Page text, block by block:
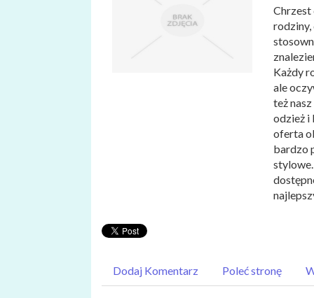
Chrzest
Każdy
ale
też
odzież i
oferta
bardzo
Dodaj Komentarz Poleć stronę